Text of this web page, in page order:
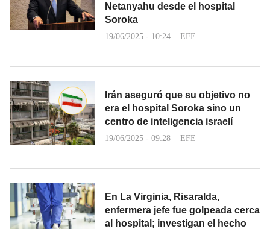
Netanyahu desde el hospital
Soroka
19/06/2025 - 10:24 EFE
Irán aseguró que su objetivo no
era el hospital Soroka sino un
centro de inteligencia israelí
19/06/2025 - 09:28 EFE
En La Virginia, Risaralda,
enfermera jefe fue golpeada cerca
al hospital; investigan el hecho